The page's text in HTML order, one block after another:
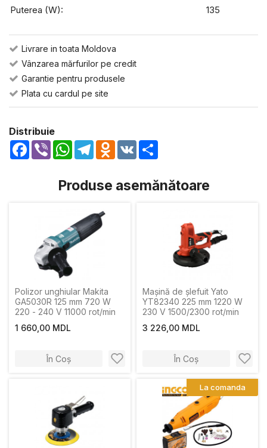
Puterea (W): 135
Livrare in toata Moldova
Vânzarea mărfurilor pe credit
Garantie pentru produsele
Plata cu cardul pe site
Distribuie
Facebook
Viber WhatsApp
TelegramOdnoklassniki
VK
Produse asemănătoare
Polizor unghiular Makita
GA5030R 125 mm 720 W
220 - 240 V 11000 rot/min
1 660,00 MDL
În Coș
Mașină de șlefuit Yato
YT82340 225 mm 1220 W
230 V 1500/2300 rot/min
3 226,00 MDL
În Coș
La comanda